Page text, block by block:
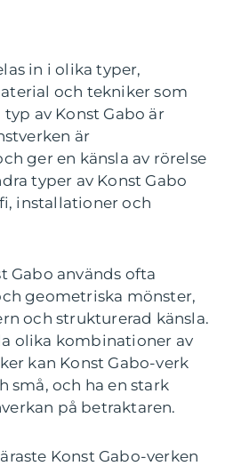
in i olika typer,
och tekniker som
av Konst Gabo är
är
ger en känsla av rörelse
typer av Konst Gabo
installationer och
Gabo används ofta
geometriska mönster,
och strukturerad känsla.
olika kombinationer av
kan Konst Gabo-verk
små, och ha en stark
på betraktaren.
Konst Gabo-verken